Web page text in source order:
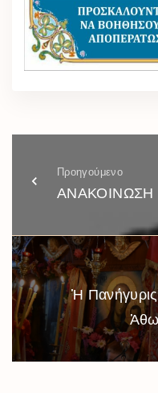
Προηγούμενο
ΑΝΑΚΟΙΝΩΣΗ
Ἡ